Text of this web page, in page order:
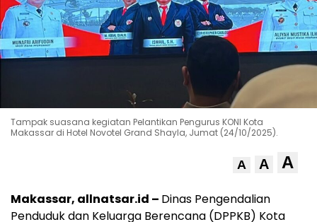
Tampak suasana kegiatan Pelantikan Pengurus KONI Kota
Makassar di Hotel Novotel Grand Shayla, Jumat (24/10/2025).
A A A
Makassar, allnatsar.id – Dinas Pengendalian
Penduduk dan Keluarga Berencana (DPPKB) Kota